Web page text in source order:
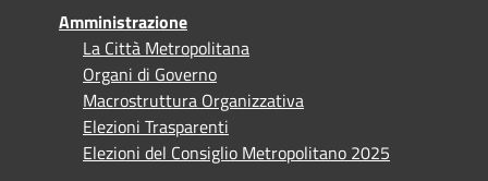
Amministrazione
La Città Metropolitana
Organi di Governo
Macrostruttura Organizzativa
Elezioni Trasparenti
Elezioni del Consiglio Metropolitano 2025